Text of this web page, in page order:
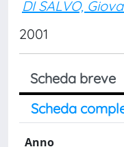
DI SALVO,
2001
Scheda breve
Scheda
Anno